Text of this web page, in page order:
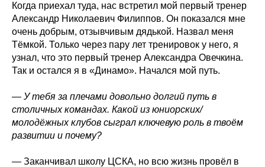
Когда приехал туда, нас встретил мой первый тренер
Александр Николаевич Филиппов. Он показался мне
очень добрым, отзывчивым дядькой. Назвал меня
Тёмкой. Только через пару лет тренировок у него, я
узнал, что это первый тренер Александра Овечкина.
Так и остался я в «Динамо». Начался мой путь.
— У тебя за плечами довольно долгий путь в
столичных командах. Какой из юниорских/
молодёжных клубов сыграл ключевую роль в твоём
развитии и почему?
— Заканчивал школу ЦСКА, но всю жизнь провёл в